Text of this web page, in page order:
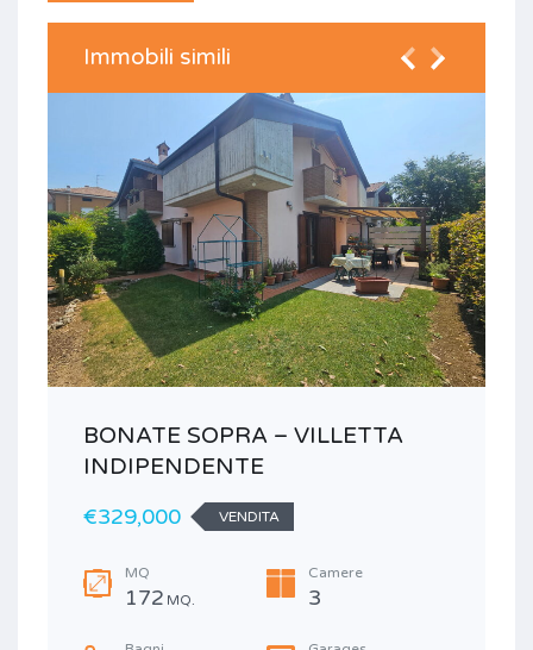
Immobili simili
BONATE SOPRA – VILLETTA
INDIPENDENTE
€329,000
VENDITA
MQ
172 MQ.
Camere
3